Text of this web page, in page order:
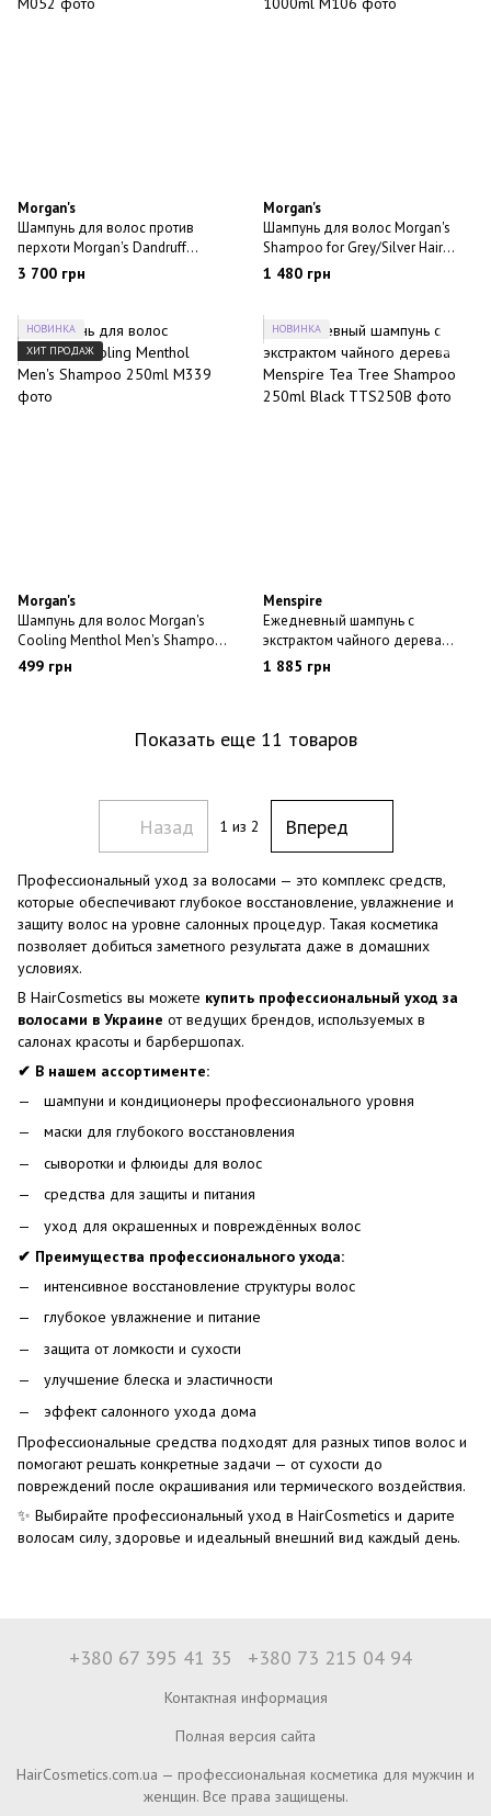
Morgan's
Шампунь для волос против
перхоти Morgan's Dandruff
Control Shampoo 5Lt Bottle
3 700 грн
Morgan's
Шампунь для волос Morgan's
Shampoo for Grey/Silver Hair
Salon Size 1000ml
1 480 грн
НОВИНКА
ХИТ ПРОДАЖ
Morgan's
Шампунь для волос Morgan's
Cooling Menthol Men's Shampoo
250ml
499 грн
НОВИНКА
Menspire
Ежедневный шампунь с
экстрактом чайного дерева
Menspire Tea Tree Shampoo
250ml Black
1 885 грн
Показать еще 11 товаров
Назад 1 из 2 Вперед
Профессиональный уход за волосами — это комплекс средств,
которые обеспечивают глубокое восстановление, увлажнение и
защиту волос на уровне салонных процедур. Такая косметика
позволяет добиться заметного результата даже в домашних
условиях.
В HairCosmetics вы можете купить профессиональный уход за
волосами в Украине от ведущих брендов, используемых в
салонах красоты и барбершопах.
✔ В нашем ассортименте:
шампуни и кондиционеры профессионального уровня
маски для глубокого восстановления
сыворотки и флюиды для волос
средства для защиты и питания
уход для окрашенных и повреждённых волос
✔ Преимущества профессионального ухода:
интенсивное восстановление структуры волос
глубокое увлажнение и питание
защита от ломкости и сухости
улучшение блеска и эластичности
эффект салонного ухода дома
Профессиональные средства подходят для разных типов волос и
помогают решать конкретные задачи — от сухости до
повреждений после окрашивания или термического воздействия.
✨ Выбирайте профессиональный уход в HairCosmetics и дарите
волосам силу, здоровье и идеальный внешний вид каждый день.
+380 67 395 41 35 +380 73 215 04 94
Контактная информация
Полная версия сайта
HairCosmetics.com.ua — профессиональная косметика для мужчин и
женщин. Все права защищены.